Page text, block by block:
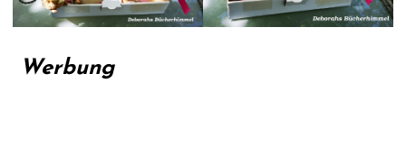
Werbung